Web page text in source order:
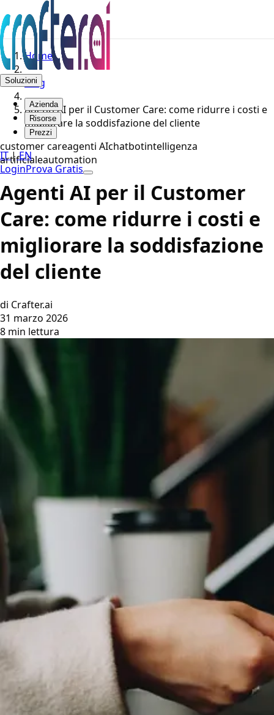
Soluzioni
Azienda
Risorse
Prezzi
IT|EN
LoginProva Gratis
Home
Blog
Agenti AI per il Customer Care: come ridurre i costi e
migliorare la soddisfazione del cliente
customer careagenti AIchatbotintelligenza
artificialeautomation
Agenti AI per il Customer
Care: come ridurre i costi e
migliorare la soddisfazione
del cliente
di Crafter.ai
31 marzo 2026
8 min lettura